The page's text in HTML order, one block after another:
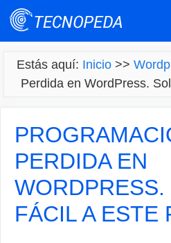
Saltar
Estás aquí: Inicio >>
Perdida en WordPress.
PERDIDA EN
FÁCIL A ESTE